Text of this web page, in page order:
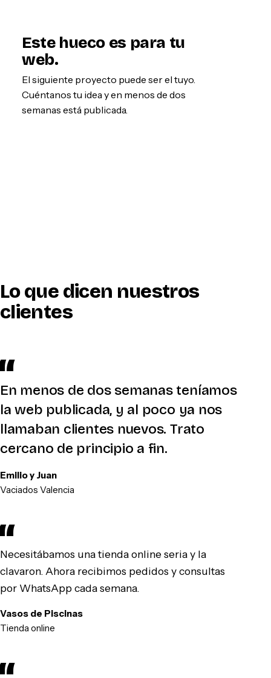
Este hueco es para tu
web.
El siguiente proyecto puede ser el tuyo.
Cuéntanos tu idea y en menos de dos
semanas está publicada.
Lo que dicen nuestros
clientes
En menos de dos semanas teníamos
la web publicada, y al poco ya nos
llamaban clientes nuevos. Trato
cercano de principio a fin.
Emilio y Juan
Vaciados Valencia
Necesitábamos una tienda online seria y la
clavaron. Ahora recibimos pedidos y consultas
por WhatsApp cada semana.
Vasos de Piscinas
Tienda online